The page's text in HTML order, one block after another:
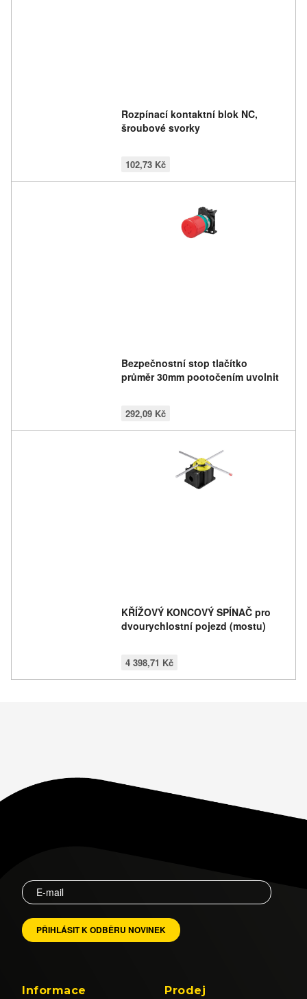
Rozpínací kontaktní blok NC,
šroubové svorky
102,73 Kč
Bezpečnostní stop tlačítko
průměr 30mm pootočením uvolnit
292,09 Kč
KŘÍŽOVÝ KONCOVÝ SPÍNAČ pro
dvourychlostní pojezd (mostu)
4 398,71 Kč
Informace Prodej